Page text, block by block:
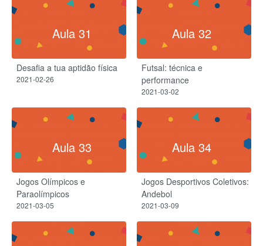
Aula 31
Desafia a tua aptidão física
2021-02-26
Aula 32
Futsal: técnica e
performance
2021-03-02
Aula 33
Jogos Olímpicos e
Paraolímpicos
2021-03-05
Aula 34
Jogos Desportivos Coletivos:
Andebol
2021-03-09